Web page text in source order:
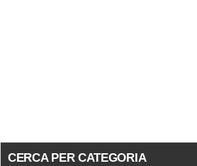
CERCA PER CATEGORIA